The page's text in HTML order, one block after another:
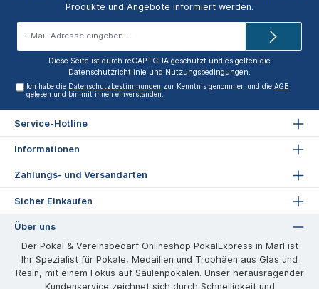
Produkte und Angebote informiert werden.
Diese Seite ist durch reCAPTCHA geschützt und es gelten die
Datenschutzrichtlinie und Nutzungsbedingungen.
Ich habe die Datenschutzbestimmungen zur Kenntnis genommen und dieAGB
gelesen und bin mit ihnen einverstanden.
Service-Hotline
Informationen
Zahlungs- und Versandarten
Sicher Einkaufen
Über uns
Der Pokal & Vereinsbedarf Onlineshop PokalExpress in Marl ist
Ihr Spezialist für Pokale, Medaillen und Trophäen aus Glas und
Resin, mit einem Fokus auf Säulenpokalen. Unser herausragender
Kundenservice zeichnet sich durch Schnelligkeit und